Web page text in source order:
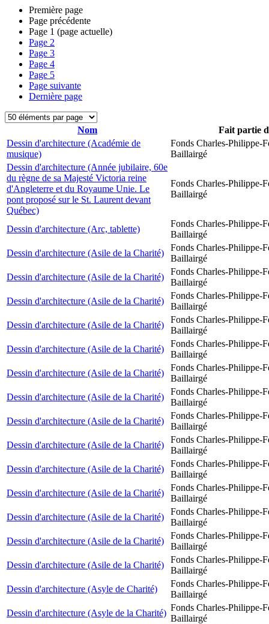
Première page
Page précédente
Page 1 (page actuelle)
Page 2
Page 3
Page 4
Page 5
Page suivante
Dernière page
Nom
Fait partie
Dessin d'architecture (Académie de
musique)
Fonds Charles-Philippe-
Baillairgé
Dessin d'architecture (Année jubilaire, 60e
du règne de sa Majesté Victoria reine
d'Angleterre et du Royaume Unie. Le
pont proposé sur le St. Laurent devant
Québec)
Fonds Charles-Philippe-
Baillairgé
Dessin d'architecture (Arc, tablette)
Fonds Charles-Philippe-
Baillairgé
Dessin d'architecture (Asile de la Charité)
Fonds Charles-Philippe-
Baillairgé
Dessin d'architecture (Asile de la Charité)
Fonds Charles-Philippe-
Baillairgé
Dessin d'architecture (Asile de la Charité)
Fonds Charles-Philippe-
Baillairgé
Dessin d'architecture (Asile de la Charité)
Fonds Charles-Philippe-
Baillairgé
Dessin d'architecture (Asile de la Charité)
Fonds Charles-Philippe-
Baillairgé
Dessin d'architecture (Asile de la Charité)
Fonds Charles-Philippe-
Baillairgé
Dessin d'architecture (Asile de la Charité)
Fonds Charles-Philippe-
Baillairgé
Dessin d'architecture (Asile de la Charité)
Fonds Charles-Philippe-
Baillairgé
Dessin d'architecture (Asile de la Charité)
Fonds Charles-Philippe-
Baillairgé
Dessin d'architecture (Asile de la Charité)
Fonds Charles-Philippe-
Baillairgé
Dessin d'architecture (Asile de la Charité)
Fonds Charles-Philippe-
Baillairgé
Dessin d'architecture (Asile de la Charité)
Fonds Charles-Philippe-
Baillairgé
Dessin d'architecture (Asile de la Charité)
Fonds Charles-Philippe-
Baillairgé
Dessin d'architecture (Asile de la Charité)
Fonds Charles-Philippe-
Baillairgé
Dessin d'architecture (Asyle de Charité)
Fonds Charles-Philippe-
Baillairgé
Dessin d'architecture (Asyle de la Charité)
Fonds Charles-Philippe-
Baillairgé